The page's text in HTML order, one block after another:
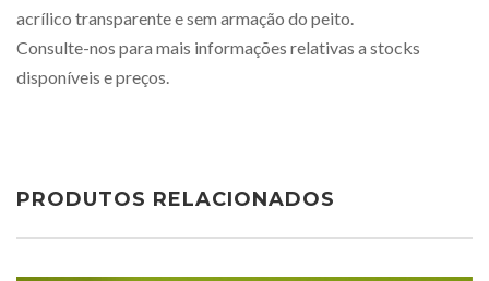
acrílico transparente e sem armação do peito.
Consulte-nos para mais informações relativas a stocks
disponíveis e preços.
PRODUTOS RELACIONADOS